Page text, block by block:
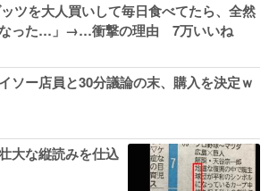
ツを大人買いして毎日食べてたら、全然
なった…」→…衝撃の理由 7万いいね
ソー店員と30分議論の末、購入を決定ｗ
大な縦読みを仕込